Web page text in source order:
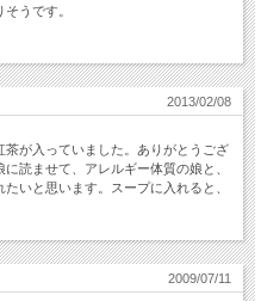
うです。
2013/02/08
茶が入っていました。ありがとうござ
読ませて、アレルギー体質の娘と、
いと思います。スープに入れると、
2009/07/11